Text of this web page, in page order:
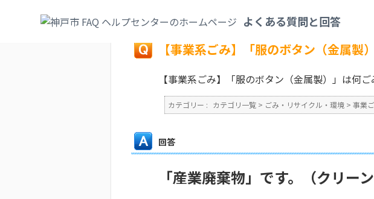
よくある質問と回答
戻る
【事業系ごみ】「服のボタン（金属製
【事業系ごみ】「服のボタン（金属製）」は何
カテゴリー : カテゴリ一覧 > ごみ・リサイクル・環境 > 事業
回答
「産業廃棄物」です。（クリー